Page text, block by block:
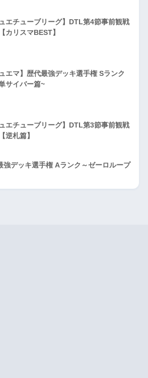
ュエチューブリーグ】DTL第4節事前観戦
カリスマBEST】
ュエマ】歴代最強デッキ選手権 Sランク
サイバー篇~
ュエチューブリーグ】DTL第3節事前観戦
逆札篇】
強デッキ選手権 Aランク～ゼーロループ